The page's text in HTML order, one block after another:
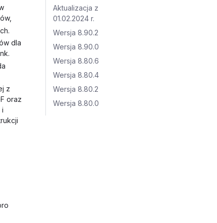
dla
z
oraz
i
Aktualizacja z
01.02.2024 r.
Wersja 8.90.2
Wersja 8.90.0
Wersja 8.80.6
Wersja 8.80.4
Wersja 8.80.2
Wersja 8.80.0